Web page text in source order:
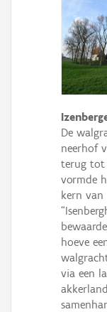
De
neerhof
terug tot
vormde
kern van
hoeve
via een